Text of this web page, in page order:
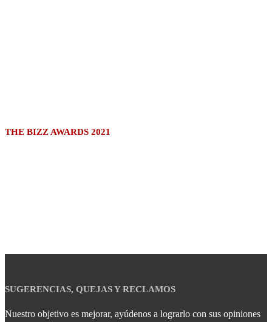
THE BIZZ AWARDS 2021
SUGERENCIAS, QUEJAS Y RECLAMOS
Nuestro objetivo es mejorar, ayúdenos a lograrlo con sus opiniones